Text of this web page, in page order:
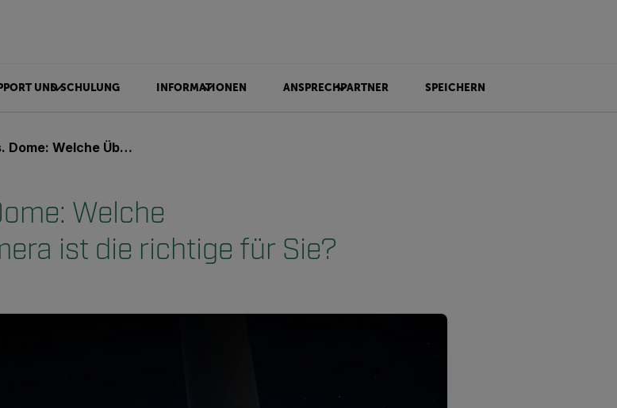
UND SCHULUNG INFORMATIONEN ANSPRECHPARTNER SPEICHERN
ist die richtige für Sie?
Welche
ist die richtige für Sie?